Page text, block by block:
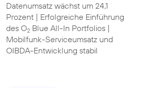
Datenumsatz wächst um 24,1
Prozent | Erfolgreiche Einführung
des O2Blue All-In Portfolios |
Mobilfunk-Serviceumsatz und
OIBDA-Entwicklung stabil